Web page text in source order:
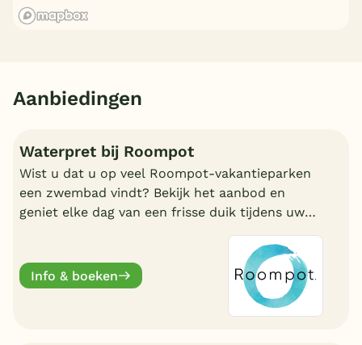
Aanbiedingen
Waterpret bij Roompot
Wist u dat u op veel Roompot-vakantieparken
een zwembad vindt? Bekijk het aanbod en
geniet elke dag van een frisse duik tijdens uw
Info & boeken